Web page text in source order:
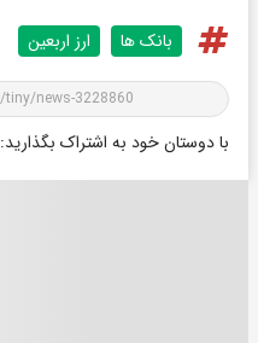
بانک ها ارز اربعین
با دوستان خود به اشتراک بگذارید: